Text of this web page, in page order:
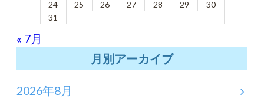
24
25 26 27 28 29
30
31
« 7月
月別アーカイブ
2026年8月